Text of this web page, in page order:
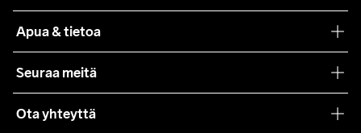
Yhteistyöt
Lehdistö
Apua & tietoa
Käyttöehdot
Asiakaspalvelu
Seuraa meitä
Ota yhteyttä